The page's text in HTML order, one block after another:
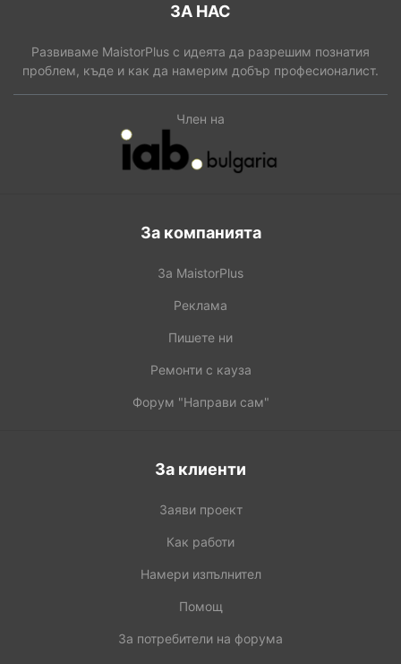
ЗА НАС
Развиваме MaistorPlus с идеята да разрешим познатия
проблем, къде и как да намерим добър професионалист.
Член на
За компанията
За MaistorPlus
Реклама
Пишете ни
Ремонти с кауза
Форум "Направи сам"
За клиенти
Заяви проект
Как работи
Намери изпълнител
Помощ
За потребители на форума